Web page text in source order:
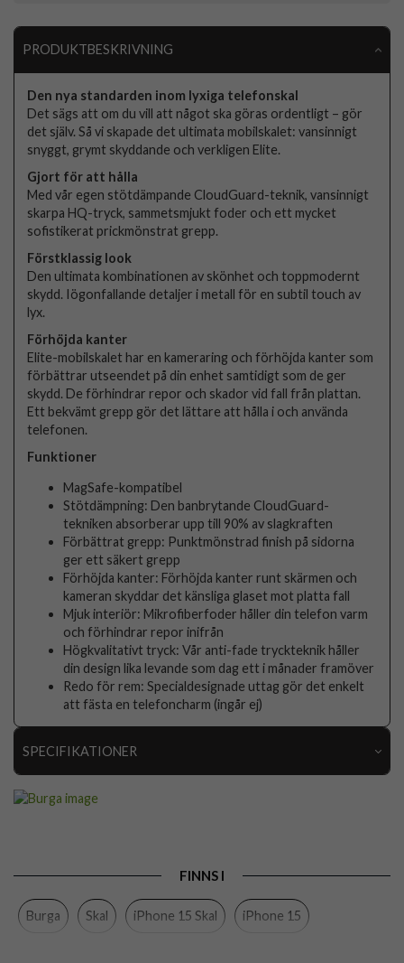
PRODUKTBESKRIVNING
Den nya standarden inom lyxiga telefonskal
Det sägs att om du vill att något ska göras ordentligt – gör
det själv. Så vi skapade det ultimata mobilskalet: vansinnigt
snyggt, grymt skyddande och verkligen Elite.
Gjort för att hålla
Med vår egen stötdämpande CloudGuard-teknik, vansinnigt
skarpa HQ-tryck, sammetsmjukt foder och ett mycket
sofistikerat prickmönstrat grepp.
Förstklassig look
Den ultimata kombinationen av skönhet och toppmodernt
skydd. Iögonfallande detaljer i metall för en subtil touch av
lyx.
Förhöjda kanter
Elite-mobilskalet har en kameraring och förhöjda kanter som
förbättrar utseendet på din enhet samtidigt som de ger
skydd. De förhindrar repor och skador vid fall från plattan.
Ett bekvämt grepp gör det lättare att hålla i och använda
telefonen.
Funktioner
MagSafe-kompatibel
Stötdämpning: Den banbrytande CloudGuard-
tekniken absorberar upp till 90% av slagkraften
Förbättrat grepp: Punktmönstrad finish på sidorna
ger ett säkert grepp
Förhöjda kanter: Förhöjda kanter runt skärmen och
kameran skyddar det känsliga glaset mot platta fall
Mjuk interiör: Mikrofiberfoder håller din telefon varm
och förhindrar repor inifrån
Högkvalitativt tryck: Vår anti-fade tryckteknik håller
din design lika levande som dag ett i månader framöver
Redo för rem: Specialdesignade uttag gör det enkelt
att fästa en telefoncharm (ingår ej)
SPECIFIKATIONER
Färg
FINNS I
Burga Skal iPhone 15 Skal iPhone 15